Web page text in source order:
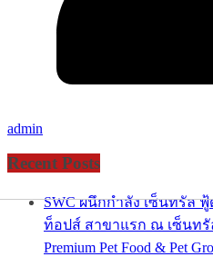
admin
Recent Posts
SWC ผนึกกำลัง เซ็นทรัล ฟู้
ท็อปส์ สาขาแรก ณ เซ็นท
Premium Pet Food & Pet